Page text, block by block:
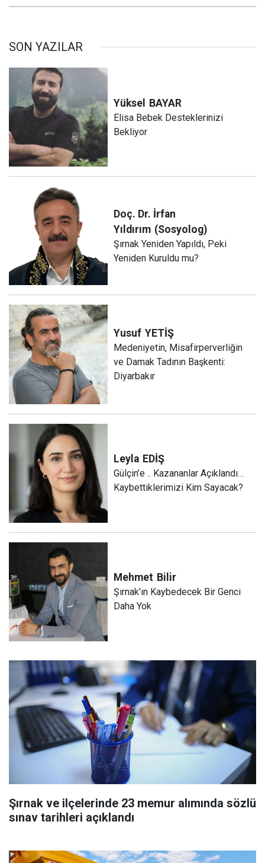
SON YAZILAR
Yüksel BAYAR
Elisa Bebek Desteklerinizi
Bekliyor
Doç. Dr. İrfan
Yıldırım (Sosyolog)
Şırnak Yeniden Yapıldı, Peki
Yeniden Kuruldu mu?
Yusuf YETİŞ
Medeniyetin, Misafirperverliğin
ve Damak Tadının Başkenti:
Diyarbakır
Leyla EDİŞ
Gülçin’e .. Kazananlar Açıklandı…
Kaybettiklerimizi Kim Sayacak?
Mehmet Bilir
Şırnak'ın Kaybedecek Bir Genci
Daha Yok
Şırnak ve ilçelerinde 23 memur alımında sözlü
sınav tarihleri açıklandı